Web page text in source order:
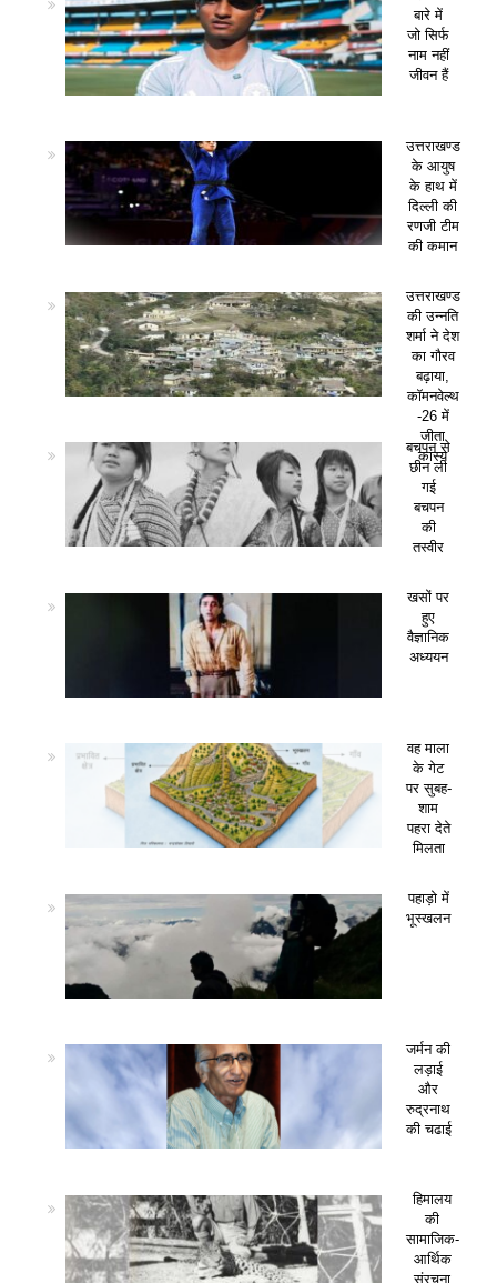
बारे में
जो सिर्फ
नाम नहीं
जीवन हैं
उत्तराखण्ड
के आयुष
के हाथ में
दिल्ली की
रणजी टीम
की कमान
उत्तराखण्ड
की उन्नति
शर्मा ने देश
का गौरव
बढ़ाया,
कॉमनवेल्थ
-26 में
जीता
कांस्य
बचपन से
छीन ली
गई
बचपन
की
तस्वीर
खसों पर
हुए
वैज्ञानिक
अध्ययन
वह माला
के गेट
पर सुबह-
शाम
पहरा देते
मिलता
पहाड़ो में
भूस्खलन
जर्मन की
लड़ाई
और
रुद्रनाथ
की चढाई
हिमालय
की
सामाजिक-
आर्थिक
संरचना